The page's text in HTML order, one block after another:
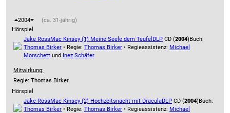
2004
(ca. 31-jährig)
Hörspiel
Jake RossMac Kinsey (1) Meine Seele dem Teufel DLP CD (2004)Buch:
Thomas Birker • Regie: Thomas Birker • Regieassistenz: Michael
Morschett und Inez Schäfer
Mitwirkung:
Regie: Thomas Birker
Hörspiel
Jake RossMac Kinsey (2) Hochzeitsnacht mit DraculaDLP CD (2004)Buch:
Thomas Birker • Regie: Thomas Birker • Regieassistenz: Michael